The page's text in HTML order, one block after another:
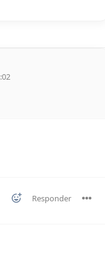
Responder